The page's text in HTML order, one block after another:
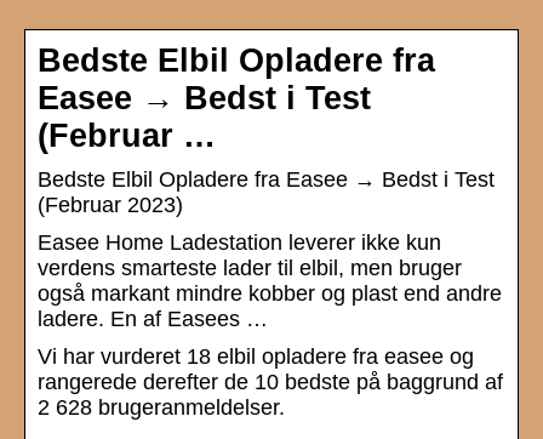
Bedste Elbil Opladere fra
Easee → Bedst i Test
(Februar …
Bedste Elbil Opladere fra Easee → Bedst i Test
(Februar 2023)
Easee Home Ladestation leverer ikke kun
verdens smarteste lader til elbil, men bruger
også markant mindre kobber og plast end andre
ladere. En af Easees …
Vi har vurderet 18 elbil opladere fra easee og
rangerede derefter de 10 bedste på baggrund af
2 628 brugeranmeldelser.